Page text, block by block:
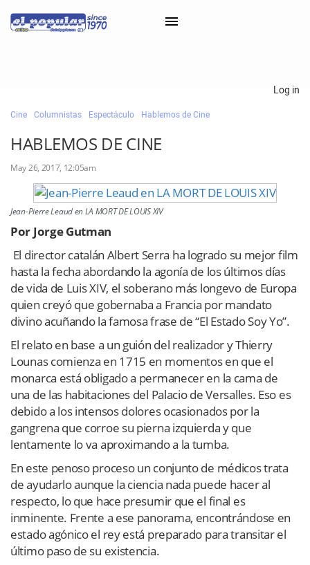
Classifieds
Categorías
Iniciar sesión con Clascal
Log in
Cine Columnistas Espectáculo Hablemos de Cine
HABLEMOS DE CINE
May 26, 2017, 12:05am
Jean-Pierre Leaud en LA MORT DE LOUIS XIV
Por Jorge Gutman
El director catalán Albert Serra ha logrado su mejor film
hasta la fecha abordando la agonía de los últimos días
de vida de Luis XIV, el soberano más longevo de Europa
quien creyó que gobernaba a Francia por mandato
divino acuñando la famosa frase de “El Estado Soy Yo”.
El relato en base a un guión del realizador y Thierry
Lounas comienza en 1715 en momentos en que el
monarca está obligado a permanecer en la cama de
una de las habitaciones del Palacio de Versalles. Eso es
debido a los intensos dolores ocasionados por la
gangrena que corroe su pierna izquierda y que
lentamente lo va aproximando a la tumba.
En este penoso proceso un conjunto de médicos trata
de ayudarlo aunque la ciencia nada puede hacer al
respecto, lo que hace presumir que el final es
inminente. Frente a ese panorama, encontrándose en
estado agónico el rey está preparado para transitar el
último paso de su existencia.